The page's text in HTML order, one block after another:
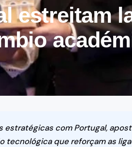
estreitam
com Portugal,
tecnológica que reforçam as